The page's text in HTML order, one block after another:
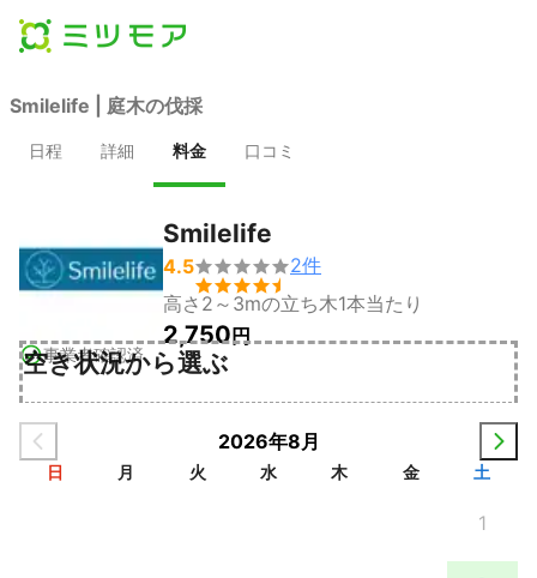
Smilelife | 庭木の伐採
日程 詳細 料金 口コミ
事業者確認済
Smilelife
4.5

2件
高さ2～3mの立ち木1本当たり
2,750円
空き状況から選ぶ
2026年8月
日 月 火 水 木 金 土
1